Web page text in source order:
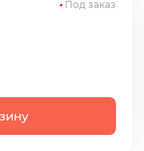
Под заказ